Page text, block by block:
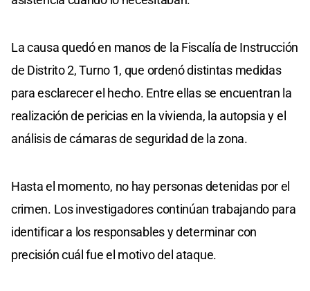
La causa quedó en manos de la Fiscalía de Instrucción
de Distrito 2, Turno 1, que ordenó distintas medidas
para esclarecer el hecho. Entre ellas se encuentran la
realización de pericias en la vivienda, la autopsia y el
análisis de cámaras de seguridad de la zona.
Hasta el momento, no hay personas detenidas por el
crimen. Los investigadores continúan trabajando para
identificar a los responsables y determinar con
precisión cuál fue el motivo del ataque.